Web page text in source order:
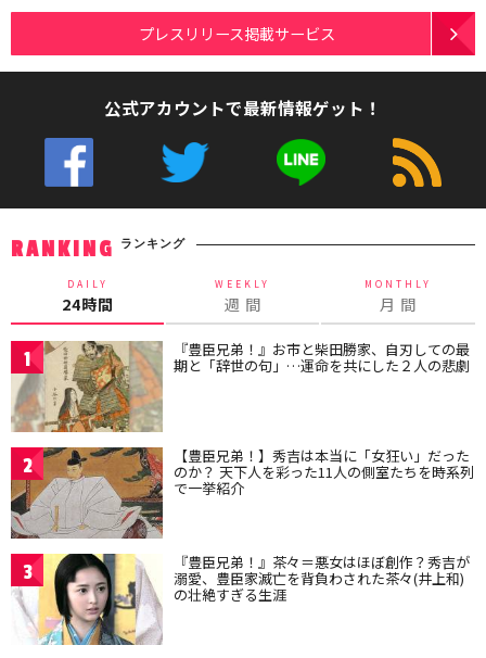
プレスリリース掲載サービス
公式アカウントで最新情報ゲット！
RANKING ランキング
DAILY
24時間
WEEKLY
週 間
MONTHLY
月 間
1 『豊臣兄弟！』お市と柴田勝家、自刃しての最
期と「辞世の句」…運命を共にした２人の悲劇
2 【豊臣兄弟！】秀吉は本当に「女狂い」だった
のか？ 天下人を彩った11人の側室たちを時系列
で一挙紹介
3 『豊臣兄弟！』茶々＝悪女はほぼ創作？秀吉が
溺愛、豊臣家滅亡を背負わされた茶々(井上和)
の壮絶すぎる生涯